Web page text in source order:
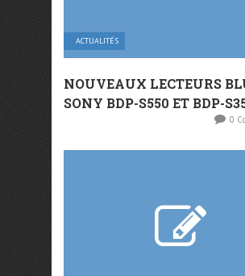
ACTUALITÉS
NOUVEAUX LECTEURS
SONY BDP-S550 ET BDP-
0